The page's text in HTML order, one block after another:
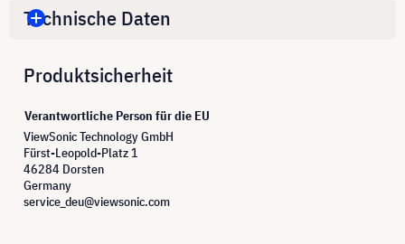
Technische Daten
Produktsicherheit
Verantwortliche Person für die EU
ViewSonic Technology GmbH
Fürst-Leopold-Platz 1
46284 Dorsten
Germany
service_deu@viewsonic.com